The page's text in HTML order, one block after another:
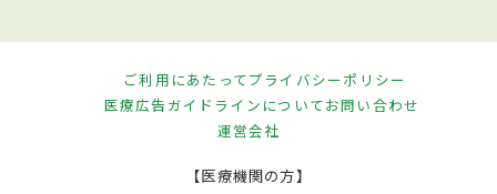
ご利用にあたってプライバシーポリシー
医療広告ガイドラインについてお問い合わせ
運営会社
【医療機関の方】